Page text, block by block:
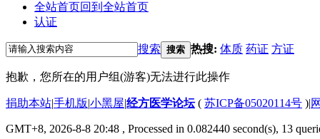
全站首页回到全站首页
认证
搜索 搜索 热搜: 体质 药证 方证
抱歉，您所在的用户组(游客)无法进行此操作
捐助本站|手机版|小黑屋|经方医学论坛( 苏ICP备05020114号 )|
GMT+8, 2026-8-8 20:48 , Processed in 0.082440 second(s), 13